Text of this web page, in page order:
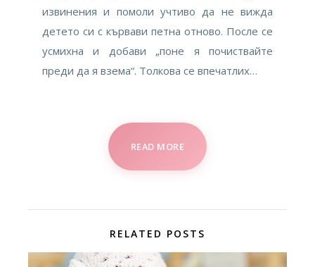
извинения и помоли учтиво да не вижда
детето си с кървави петна отново. После се
усмихна и добави „поне я почиствайте
преди да я взема“. Толкова се впечатлих…
READ MORE
RELATED POSTS